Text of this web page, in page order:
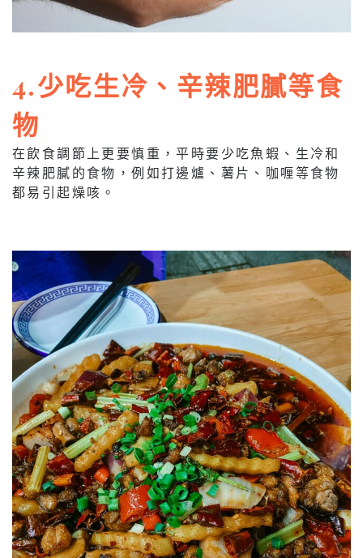
4.少吃生冷、辛辣肥膩等食
物
在飲食調節上更要慎重，平時要少吃魚蝦、生冷和
辛辣肥膩的食物，例如打邊爐、薯片、咖喱等食物
都易引起燥咳。